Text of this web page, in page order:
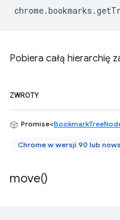
chrome.bookmarks .
Pobiera całą hierarchię
ZWROTY
Promise<
Chrome w wersji 90 lub
move()